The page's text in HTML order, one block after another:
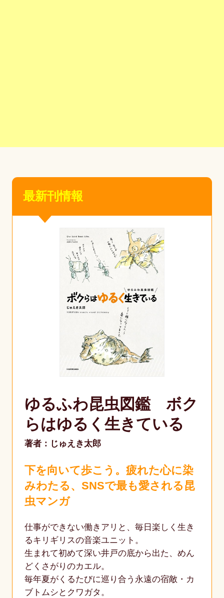
最新刊情報
ゆるふわ昆虫図鑑 ボク
らはゆるく生きている
著者：じゅえき太郎
下を向いて歩こう。疲れた心に染
みわたる、SNSで最も愛される昆
虫マンガ
仕事ができない働きアリと、毎日楽しく生き
るキリギリスの音楽ユニット。
生まれて初めて深い井戸の底から出た、めん
どくさがりのカエル。
毎年夏がくるたびに巡り合う永遠の宿敵・カ
ブトムシとクワガタ。